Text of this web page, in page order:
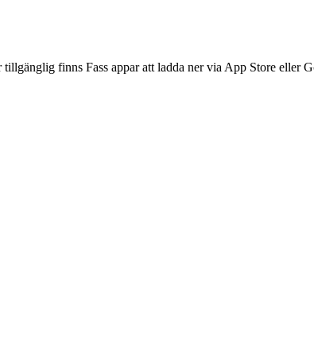
finns Fass appar att ladda ner via App Store eller